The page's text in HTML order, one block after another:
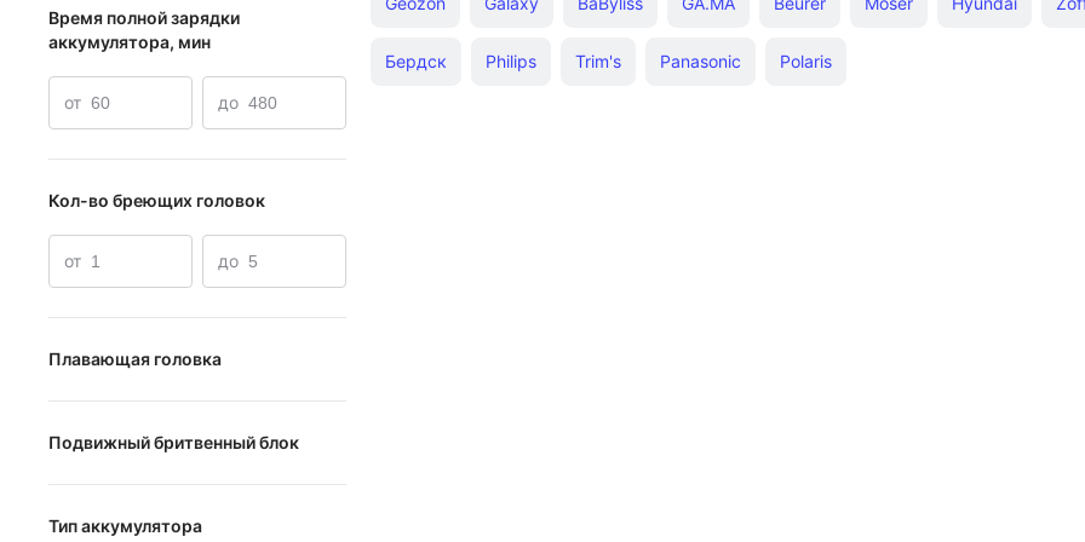
Время полной зарядки
аккумулятора, мин
от до
Кол-во бреющих головок
от до
Плавающая головка
Плавающая головка
Подвижный бритвенный блок
Подвижный бритвенный блок
Тип аккумулятора
Бердск Philips Trim's Panasonic Polaris